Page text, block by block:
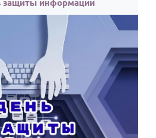
защиты информации